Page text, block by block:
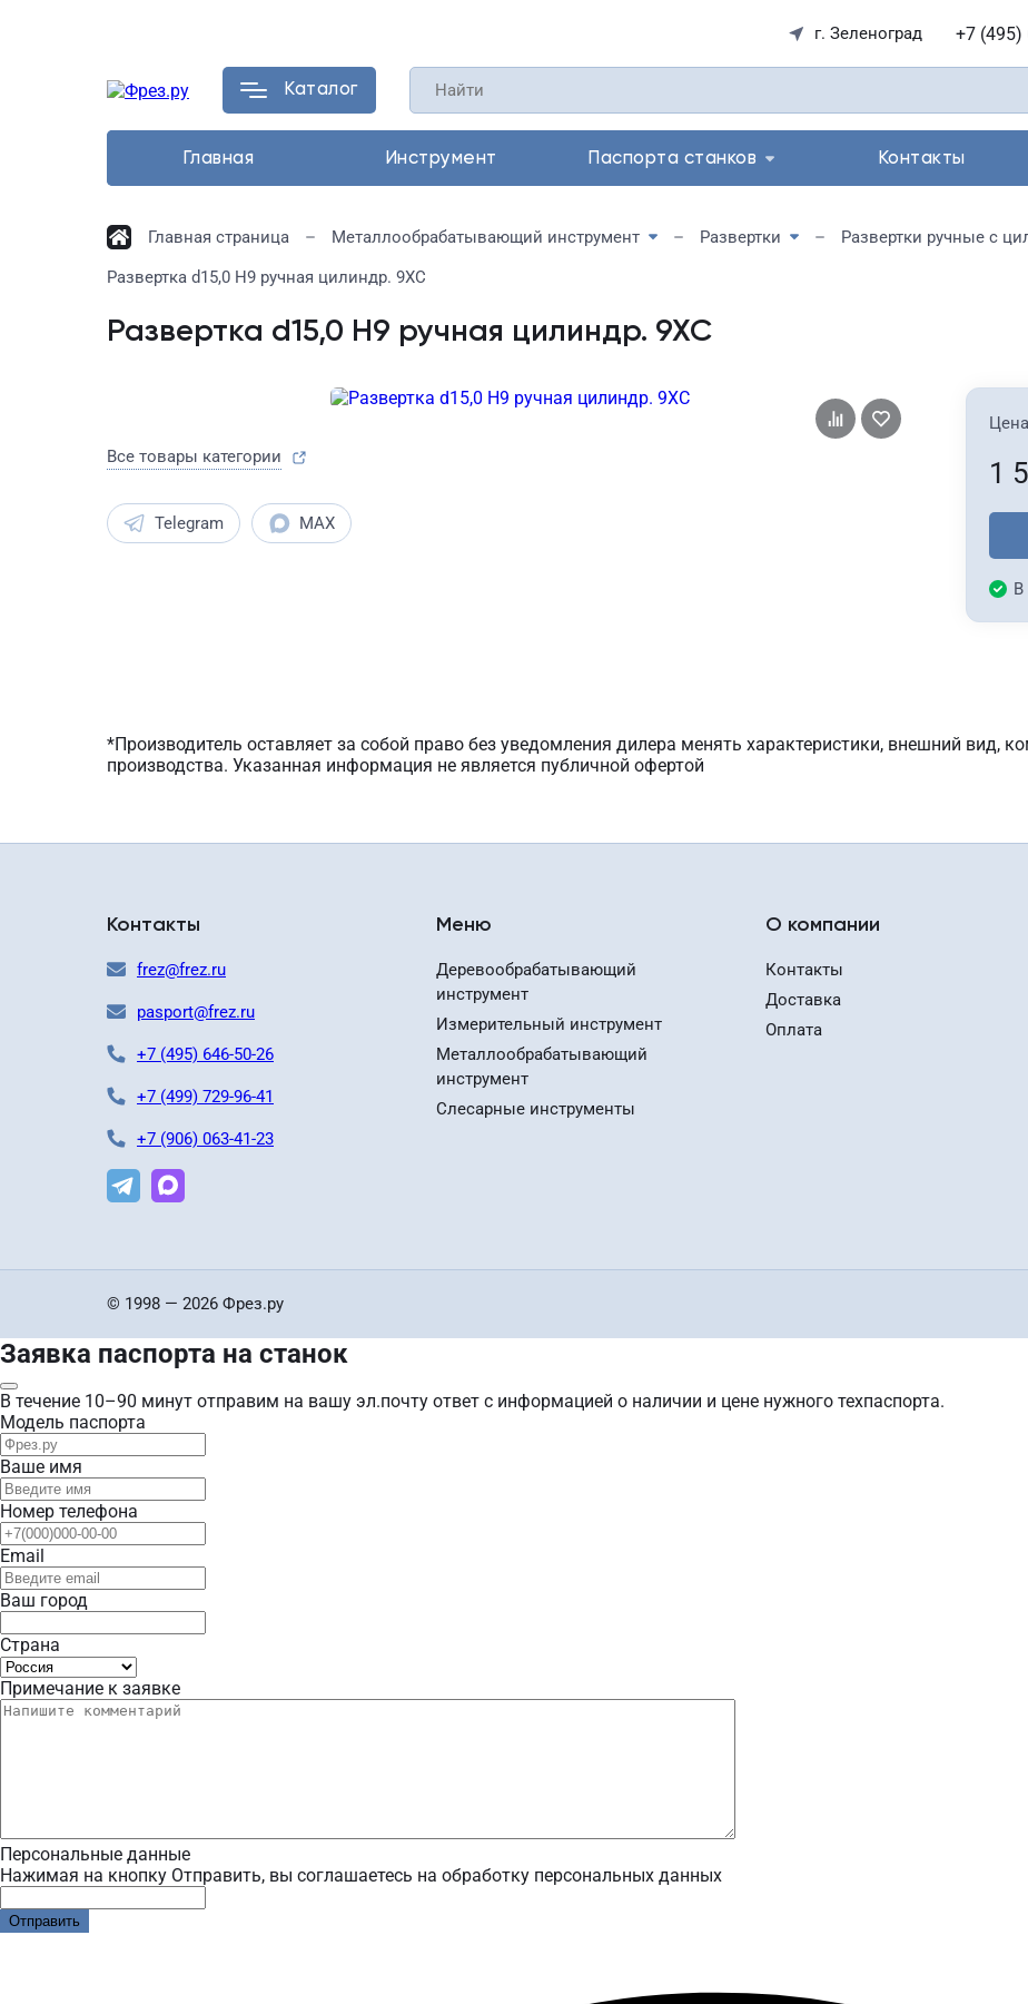
г. Зеленоград +7 (495)
Каталог
Главная Инструмент Паспорта станков Контакты
Главная страница Металлообрабатывающий инструмент Развертки
Развертка d15,0 Н9 ручная цилиндр. 9ХС
Развертка d15,0 Н9 ручная цилиндр. 9ХС
Все товары категории
Telegram MAX
1
В
*Производитель оставляет за собой право без уведомления дилера менять характеристики, внешний вид,
производства. Указанная информация не является публичной офертой
Контакты
frez@frez.ru
pasport@frez.ru
+7 (495) 646-50-26
+7 (499) 729-96-41
+7 (906) 063-41-23
Меню
Деревообрабатывающий
инструмент
Измерительный инструмент
Металлообрабатывающий
инструмент
Слесарные инструменты
О компании
Контакты
Доставка
Оплата
© 1998 — 2026 Фрез.ру
Заявка паспорта на станок
В течение 10–90 минут отправим на вашу эл.почту ответ с информацией о наличии и цене нужного техпаспорта.
Модель паспорта
Ваше имя
Номер телефона
Email
Ваш город
Страна
Примечание к заявке
Персональные данные
Нажимая на кнопку Отправить, вы соглашаетесь на обработку персональных данных
Отправить